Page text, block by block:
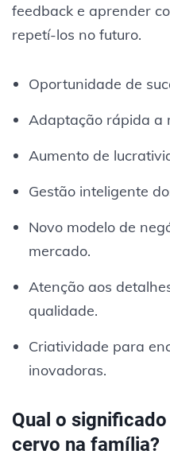
feedback e aprender
repetí-los no futuro.
Oportunidade de
Adaptação rápida a
Aumento de
Gestão inteligente
Novo modelo de
mercado.
Atenção aos
qualidade.
Criatividade para
inovadoras.
Qual o
cervo na família?